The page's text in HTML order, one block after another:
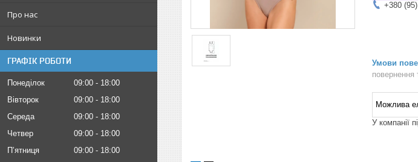
Про нас
Новинки
ГРАФІК РОБОТИ
Понеділок 09:00
18:00
Вівторок
09:00
18:00
Середа
09:00
18:00
Четвер
09:00
18:00
Пʼятниця
09:00
18:00
+380
повернення
У компанії